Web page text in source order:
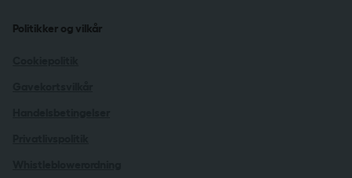
Politikker og vilkår